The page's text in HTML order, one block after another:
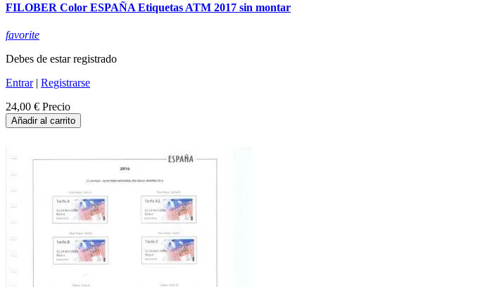
FILOBER Color ESPAÑA Etiquetas ATM 2017 sin montar
favorite
Debes de estar registrado
Entrar| Registrarse
24,00 € Precio
Añadir al carrito